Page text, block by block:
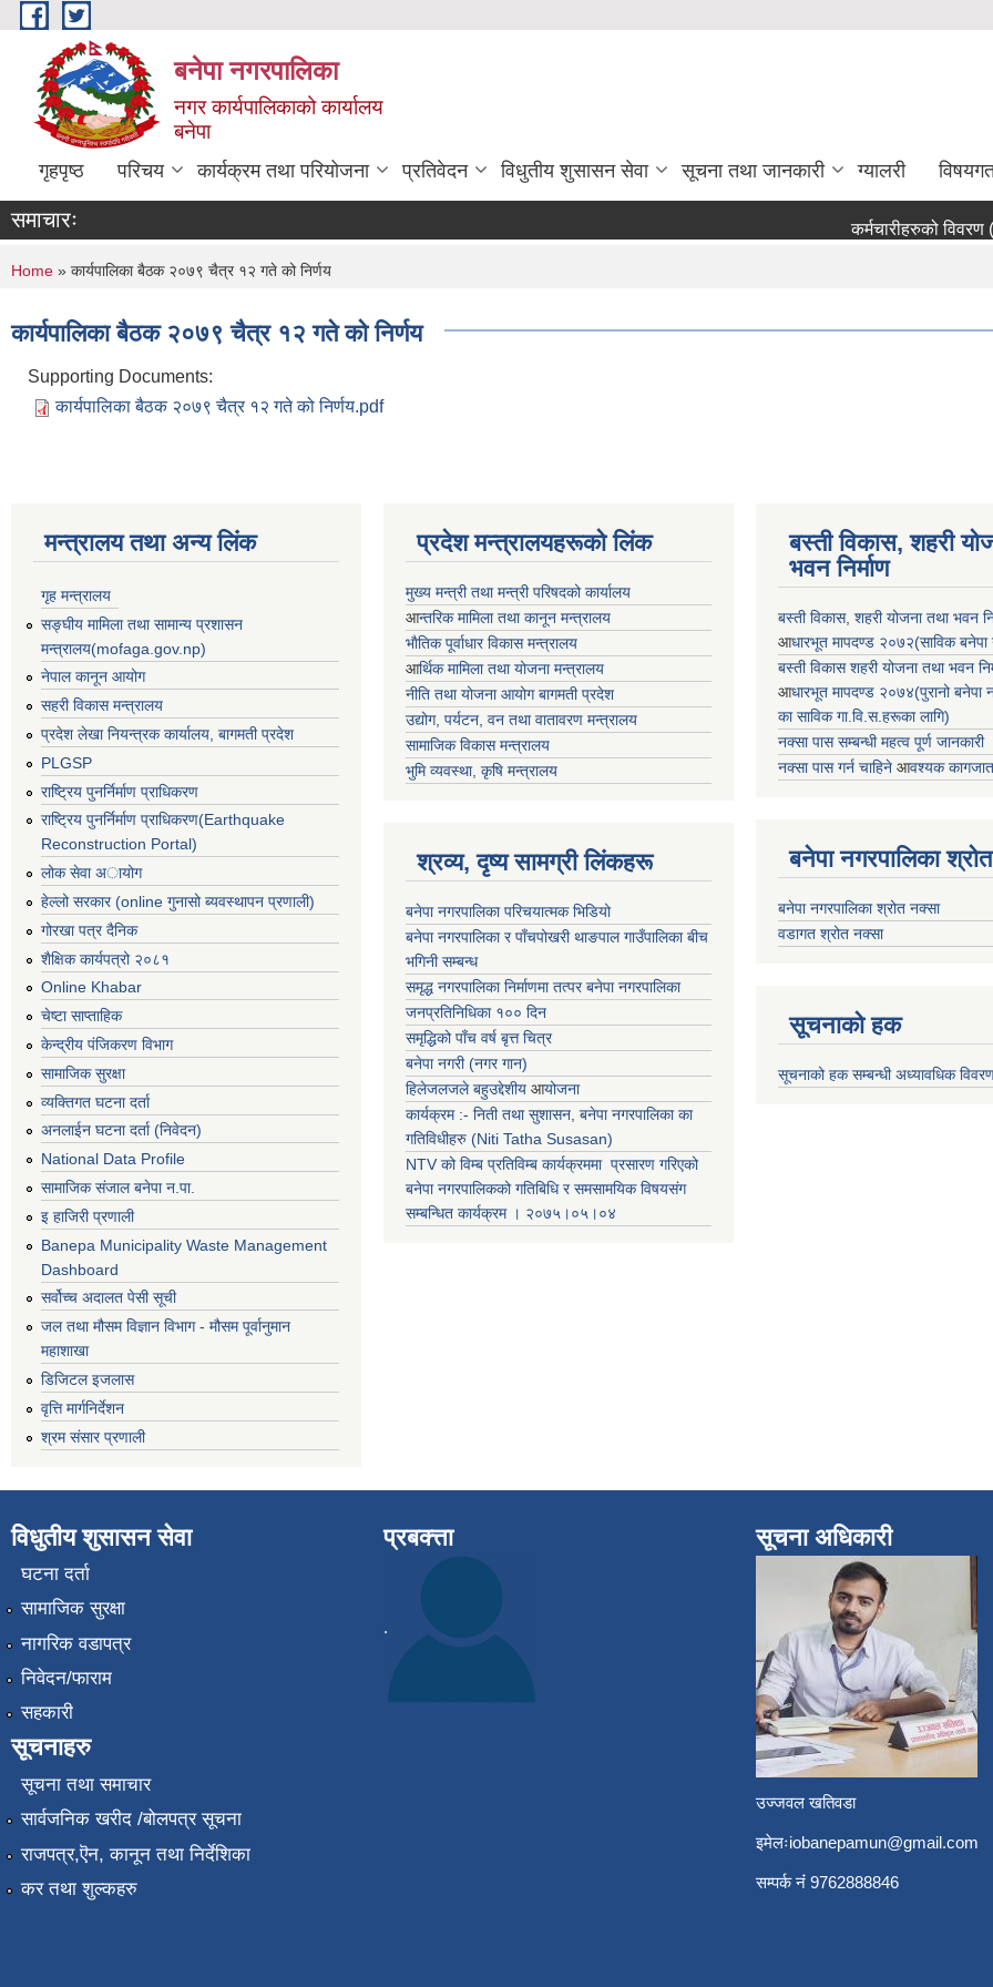
Skip to main content
बनेपा नगरपालिका
नगर कार्यपालिकाको कार्यालय
बनेपा
गृहपृष्ठ परिचय कार्यक्रम तथा परियोजना प्रतिवेदन विधुतीय शुसासन सेवा सूचना तथा जानकारी ग्यालरी
समाचारः कर्मचारीहरुको विवरण
You are here
Home » कार्यपालिका बैठक २०७९ चैत्र १२ गते को निर्णय
कार्यपालिका बैठक २०७९ चैत्र १२ गते को निर्णय
Supporting Documents:
कार्यपालिका बैठक २०७९ चैत्र १२ गते को निर्णय.pdf
मन्त्रालय तथा अन्य लिंक
गृह मन्त्रालय
सङ्घीय मामिला तथा सामान्य प्रशासन
मन्त्रालय(mofaga.gov.np)
नेपाल कानून आयोग
सहरी विकास मन्त्रालय
प्रदेश लेखा नियन्त्रक कार्यालय, बागमती प्रदेश
PLGSP
राष्ट्रिय पुनर्निर्माण प्राधिकरण
राष्ट्रिय पुनर्निर्माण प्राधिकरण(Earthquake
Reconstruction Portal)
लोक सेवा अायोग
हेल्लो सरकार (online गुनासो ब्यवस्थापन प्रणाली)
गोरखा पत्र दैनिक
शैक्षिक कार्यपत्रो २०८१
Online Khabar
चेष्टा साप्ताहिक
केन्द्रीय पंजिकरण विभाग
सामाजिक सुरक्षा
व्यक्तिगत घटना दर्ता
अनलाईन घटना दर्ता (निवेदन)
National Data Profile
सामाजिक संजाल बनेपा न.पा.
इ हाजिरी प्रणाली
Banepa Municipality Waste Management
Dashboard
सर्वोच्च अदालत पेसी सूची
जल तथा मौसम विज्ञान विभाग - मौसम पूर्वानुमान
महाशाखा
डिजिटल इजलास
वृत्ति मार्गनिर्देशन
श्रम संसार प्रणाली
प्रदेश मन्त्रालयहरूको लिंक
मुख्य मन्त्री तथा मन्त्री परिषदको कार्यालय
आन्तरिक मामिला तथा कानून मन्त्रालय
भाैतिक पूर्वाधार विकास मन्त्रालय
आर्थिक मामिला तथा योजना मन्त्रालय
नीति तथा योजना आयोग बागमती प्रदेश
उद्योग, पर्यटन, वन तथा वातावरण मन्त्रालय
सामाजिक विकास मन्त्रालय
भुमि व्यवस्था, कृषि मन्त्रालय
श्रव्य, दृष्य सामग्री लिंकहरू
बनेपा नगरपालिका परिचयात्मक भिडियो
बनेपा नगरपालिका र पाँचपोखरी थाङपाल गाउँपालिका बीच
भगिनी सम्बन्ध
समृद्ध नगरपालिका निर्माणमा तत्पर बनेपा नगरपालिका
जनप्रतिनिधिका १०० दिन
समृद्धिको पाँच वर्ष बृत्त चित्र
बनेपा नगरी (नगर गान)
हिलेजलजले बहुउद्देशीय आयोजना
कार्यक्रम :- निती तथा सुशासन, बनेपा नगरपालिका का
गतिविधीहरु (Niti Tatha Susasan)
NTV को विम्ब प्रतिविम्ब कार्यक्रममा प्रसारण गरिएको
बनेपा नगरपालिकको गतिबिधि र समसामयिक विषयसंग
सम्बन्धित कार्यक्रम । २०७५।०५।०४
बस्ती विकास, शहरी
भवन निर्माण
बस्ती विकास, शहरी योजना तथा भवन
आधारभूत मापदण्ड २०७२(साविक बनेपा
बस्ती विकास शहरी योजना तथा भवन
आधारभूत मापदण्ड २०७४(पुरानो बनेपा
का साविक गा.वि.स.हरूका लागि)
नक्सा पास सम्बन्धी महत्व पूर्ण जानकारी
नक्सा पास गर्न चाहिने आवश्यक
बनेपा नगरपालिका
बनेपा नगरपालिका श्रोत नक्सा
वडागत श्रोत नक्सा
सूचनाको हक
सूचनाको हक सम्बन्धी अध्यावधिक
विधुतीय शुसासन सेवा
घटना दर्ता
सामाजिक सुरक्षा
नागरिक वडापत्र
निवेदन/फाराम
सहकारी
सूचनाहरु
सूचना तथा समाचार
सार्वजनिक खरीद /बोलपत्र सूचना
राजपत्र,ऎन, कानून तथा निर्देशिका
कर तथा शुल्कहरु
प्रबक्त्ता
.
सूचना अधिकारी
उज्जवल खतिवडा
इमेलःiobanepamun@gmail.com
सम्पर्क नंं 9762888846